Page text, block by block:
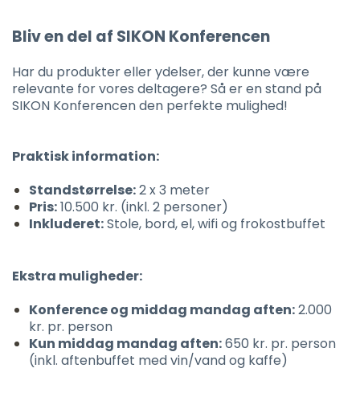
Bliv en del af SIKON Konferencen
Har du produkter eller ydelser, der kunne være
relevante for vores deltagere? Så er en stand på
SIKON Konferencen den perfekte mulighed!
Praktisk information:
Standstørrelse:2 x 3 meter
Pris:10.500 kr. (inkl. 2 personer)
Inkluderet:Stole, bord, el, wifi og frokostbuffet
Ekstra muligheder:
Konference og middag mandag aften:2.000
kr. pr. person
Kun middag mandag aften:650 kr. pr. person
(inkl. aftenbuffet med vin/vand og kaffe)